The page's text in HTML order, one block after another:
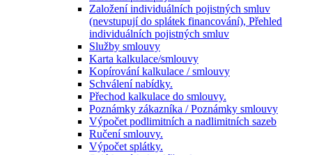
Založení individuálních pojistných smluv
(nevstupují do splátek financování), Přehled
individuálních pojistných smluv
Služby smlouvy
Karta kalkulace/smlouvy
Kopírování kalkulace / smlouvy
Schválení nabídky.
Přechod kalkulace do smlouvy.
Poznámky zákazníka / Poznámky smlouvy
Výpočet podlimitních a nadlimitních sazeb
Ručení smlouvy.
Výpočet splátky.